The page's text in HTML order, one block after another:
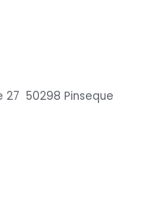
27 50298 Pinseque